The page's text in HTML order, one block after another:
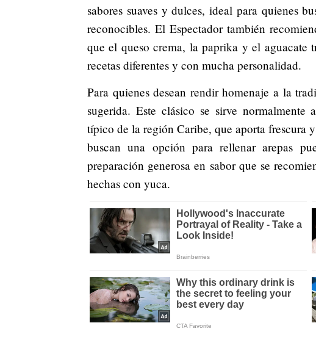
sabores suaves y dulces, ideal para quienes
reconocibles. El Espectador también
que el queso crema, la paprika y el aguacate
recetas diferentes y con mucha personalidad.
Para quienes desean rendir homenaje a la
sugerida. Este clásico se sirve normalmente
típico de la región Caribe, que aporta frescura
buscan una opción para rellenar arepas
preparación generosa en sabor que se
hechas con yuca.